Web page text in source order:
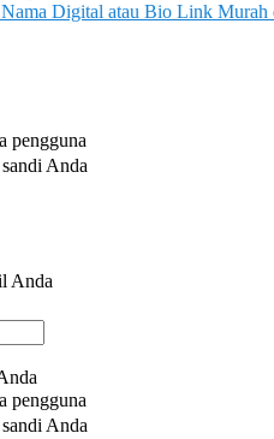
Digital atau Bio Link Murah
pengguna
Anda
Anda
pengguna
Anda